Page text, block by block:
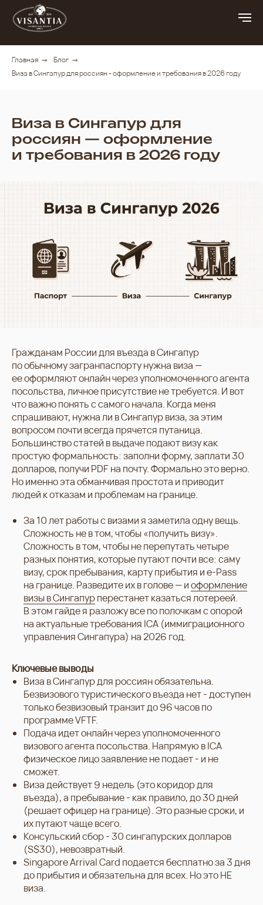
Главная → Блог →
Виза в Сингапур для россиян - оформление и требования в 2026 году
Виза в Сингапур для
россиян — оформление
и требования в 2026 году
Гражданам России для въезда в Сингапур
по обычному загранпаспорту нужна виза —
ее оформляют онлайн через уполномоченного агента
посольства, личное присутствие не требуется. И вот
что важно понять с самого начала. Когда меня
спрашивают, нужна ли в Сингапур виза, за этим
вопросом почти всегда прячется путаница.
Большинство статей в выдаче подают визу как
простую формальность: заполни форму, заплати 30
долларов, получи PDF на почту. Формально это верно.
Но именно эта обманчивая простота и приводит
людей к отказам и проблемам на границе.
За 10 лет работы с визами я заметила одну вещь.
Сложность не в том, чтобы «получить визу».
Сложность в том, чтобы не перепутать четыре
разных понятия, которые путают почти все: саму
визу, срок пребывания, карту прибытия и e-Pass
на границе. Разведите их в голове — иоформление
визы в Сингапурперестанет казаться лотереей.
В этом гайде я разложу все по полочкам с опорой
на актуальные требования ICA (иммиграционного
управления Сингапура) на 2026 год.
Ключевые выводы
Виза в Сингапур для россиян обязательна.
Безвизового туристического въезда нет - доступен
только безвизовый транзит до 96 часов по
программе VFTF.
Подача идет онлайн через уполномоченного
визового агента посольства. Напрямую в ICA
физическое лицо заявление не подает - и не
сможет.
Виза действует 9 недель (это коридор для
въезда), а пребывание - как правило, до 30 дней
(решает офицер на границе). Это разные сроки, и
их путают чаще всего.
Консульский сбор - 30 сингапурских долларов
(S$30), невозвратный.
Singapore Arrival Card подается бесплатно за 3 дня
до прибытия и обязательна для всех. Но это НЕ
виза.